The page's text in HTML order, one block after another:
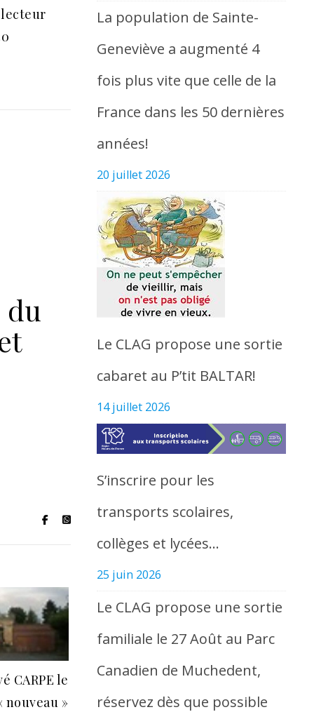
lecteur
CARPE le
nouveau »
La population de Sainte-
Geneviève a augmenté 4
fois plus vite que celle de la
France dans les 50 dernières
années!
20 juillet 2026
Le CLAG propose une sortie
cabaret au P’tit BALTAR!
14 juillet 2026
S’inscrire pour les
transports scolaires,
collèges et lycées…
25 juin 2026
Le CLAG propose une sortie
familiale le 27 Août au Parc
Canadien de Muchedent,
réservez dès que possible